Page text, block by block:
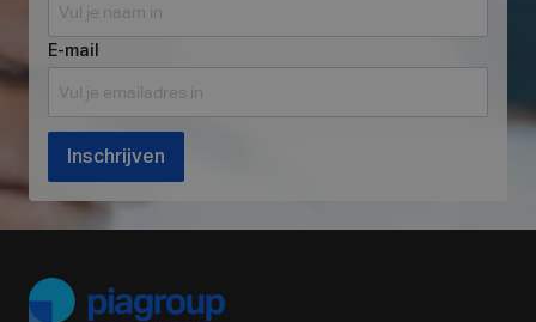
E-mail
Inschrijven